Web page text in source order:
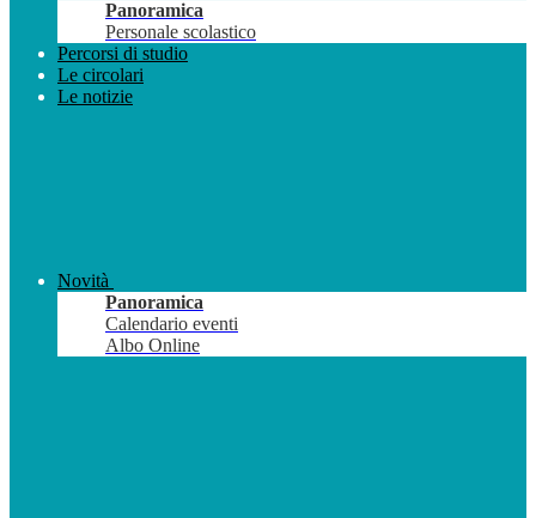
Panoramica
Personale scolastico
Percorsi di studio
Le circolari
Le notizie
Novità
Panoramica
Calendario eventi
Albo Online